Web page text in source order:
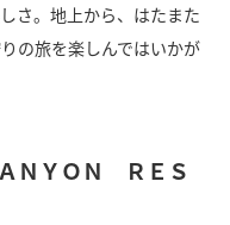
さ。地上から、はたまた
の旅を楽しんではいかが
ＮＹＯＮ ＲＥＳ